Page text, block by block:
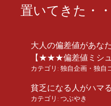
置いてきた・・
大人の偏差値があな
【★★★偏差値ミシ
カテゴリ: 独自企画・独自
貧乏になる人がハマ
カテゴリ: つぶやき